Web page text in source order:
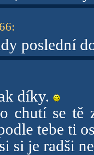
:
poslední
díky.
chutí se tě
tebe ti
si je radši